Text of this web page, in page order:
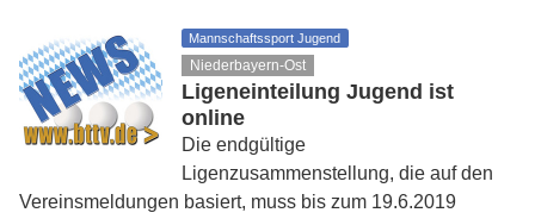
Mannschaftssport Jugend
Niederbayern-Ost
Ligeneinteilung Jugend ist
online
Die endgültige
Ligenzusammenstellung, die auf den
Vereinsmeldungen basiert, muss bis zum 19.6.2019